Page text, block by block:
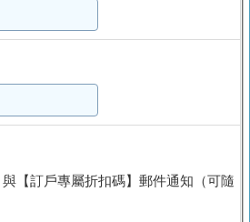
【訂戶專屬折扣碼】郵件通知（可隨